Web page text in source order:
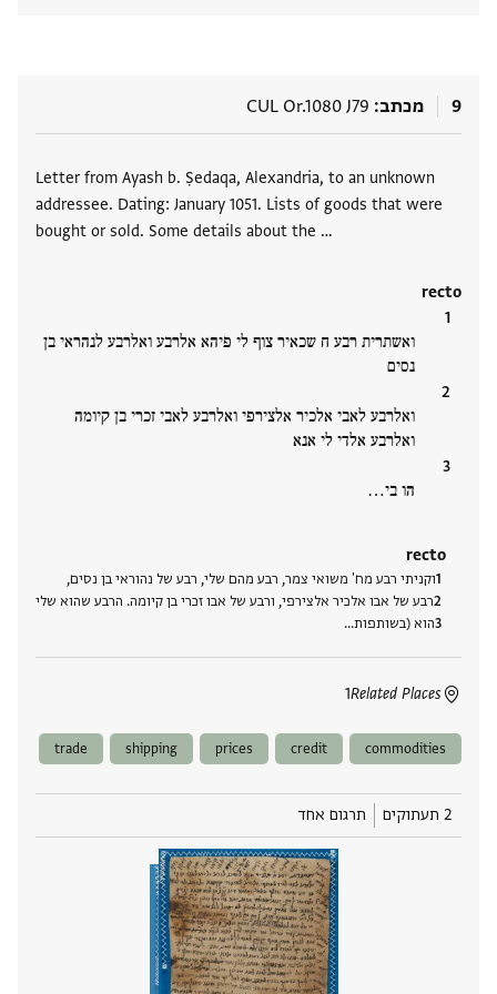
9 מכתב CUL Or.1080 J79
Letter from Ayash b. Ṣedaqa, Alexandria, to an unknown
addressee. Dating: January 1051. Lists of goods that were
bought or sold. Some details about the …
recto
ואשתרית רבע ח שכאיר צוף לי פיהא אלרבע ואלרבע לנהראי בן
נסים
ואלרבע לאבי אלכיר אלצירפי ואלרבע לאבי זכרי בן קיומה
ואלרבע אלדי לי אנא
הו בי‮…
recto
וקניתי רבע מח' משואי צמר, רבע מהם שלי, רבע של נהוראי בן נסים,
רבע של אבו אלכיר אלצירפי, ורבע של אבו זכרי בן קיומה. הרבע שהוא שלי
הוא (בשותפות‮…
Related Places
1
commodities
credit
prices
shipping
trade
2 תעתוקים תרגום אחד